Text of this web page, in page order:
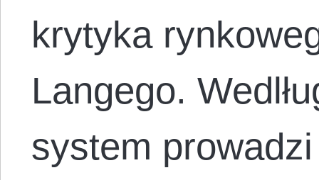
krytyka
Langego.
system